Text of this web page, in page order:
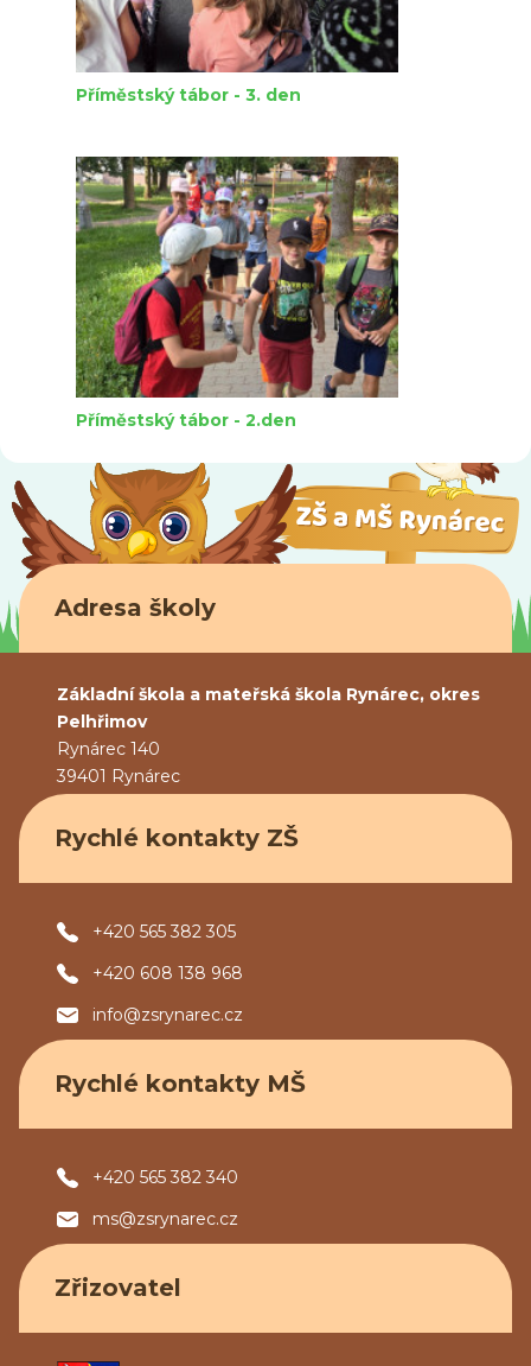
Příměstský tábor - 3. den
Příměstský tábor - 2.den
Adresa školy
Základní škola a mateřská škola Rynárec, okres
Pelhřimov
Rynárec 140
39401 Rynárec
Rychlé kontakty ZŠ
+420 565 382 305
+420 608 138 968
info@zsrynarec.cz
Rychlé kontakty MŠ
+420 565 382 340
ms@zsrynarec.cz
Zřizovatel